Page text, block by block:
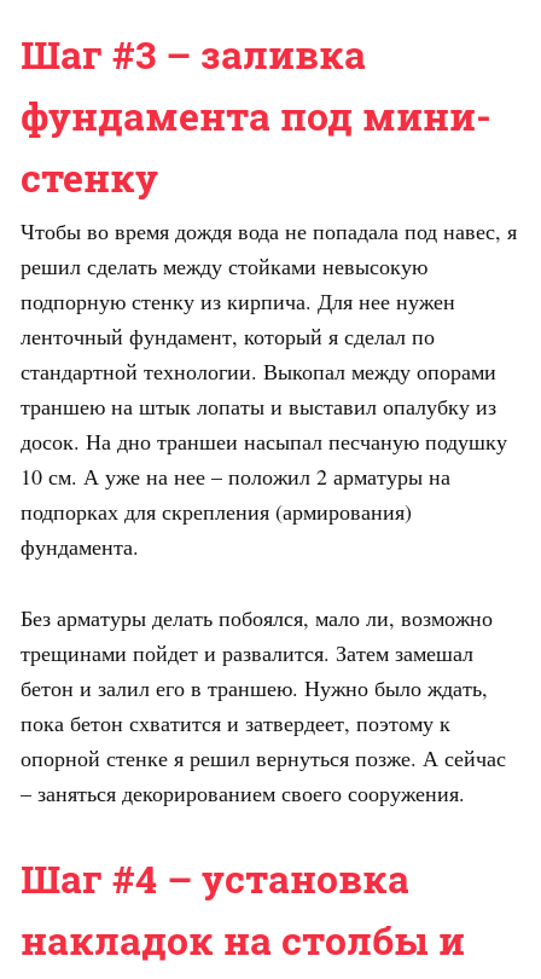
Шаг #3 – заливка
фундамента под мини-
стенку
Чтобы во время дождя вода не попадала под навес, я
решил сделать между стойками невысокую
подпорную стенку из кирпича. Для нее нужен
ленточный фундамент, который я сделал по
стандартной технологии. Выкопал между опорами
траншею на штык лопаты и выставил опалубку из
досок. На дно траншеи насыпал песчаную подушку
10 см. А уже на нее – положил 2 арматуры на
подпорках для скрепления (армирования)
фундамента.
Без арматуры делать побоялся, мало ли, возможно
трещинами пойдет и развалится. Затем замешал
бетон и залил его в траншею. Нужно было ждать,
пока бетон схватится и затвердеет, поэтому к
опорной стенке я решил вернуться позже. А сейчас
– заняться декорированием своего сооружения.
Шаг #4 – установка
накладок на столбы и